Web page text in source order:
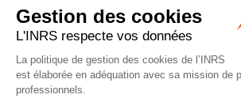
INRS English
INRS (english version)